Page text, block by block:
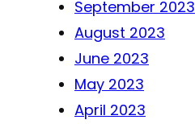
September 2023
August 2023
June 2023
May 2023
April 2023